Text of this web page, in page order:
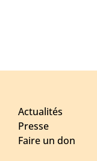
Actualités
Presse
Faire un don